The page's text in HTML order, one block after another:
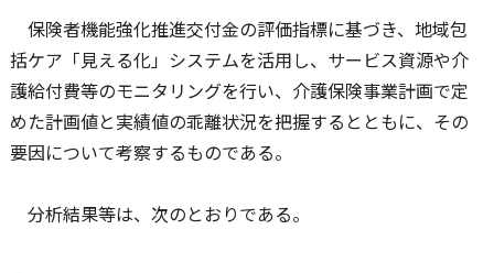
保険者機能強化推進交付金の評価指標に基づき、地域包
括ケア「見える化」システムを活用し、サービス資源や介
護給付費等のモニタリングを行い、介護保険事業計画で定
めた計画値と実績値の乖離状況を把握するとともに、その
要因について考察するものである。
分析結果等は、次のとおりである。